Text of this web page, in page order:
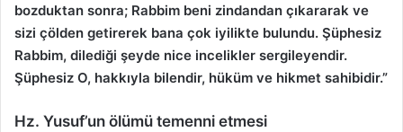
bozduktan sonra; Rabbim beni zindandan çıkararak ve
sizi çölden getirerek bana çok iyilikte bulundu. Şüphesiz
Rabbim, dilediği şeyde nice incelikler sergileyendir.
Şüphesiz O, hakkıyla bilendir, hüküm ve hikmet sahibidir.”
Hz. Yusuf’un ölümü temenni etmesi